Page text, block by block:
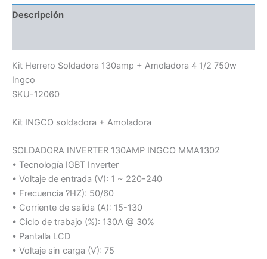
Descripción
Kit Herrero Soldadora 130amp + Amoladora 4 1/2 750w
Ingco
SKU-12060
Kit INGCO soldadora + Amoladora
SOLDADORA INVERTER 130AMP INGCO MMA1302
• Tecnología IGBT Inverter
• Voltaje de entrada (V): 1 ~ 220-240
• Frecuencia ?HZ): 50/60
• Corriente de salida (A): 15-130
• Ciclo de trabajo (%): 130A @ 30%
• Pantalla LCD
• Voltaje sin carga (V): 75